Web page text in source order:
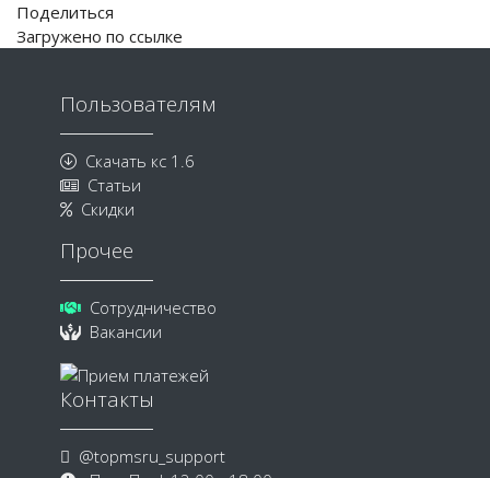
Поделиться
Загружено по ссылке
Пользователям
Скачать кс 1.6
Статьи
Скидки
Прочее
Сотрудничество
Вакансии
Контакты
@topmsru_support